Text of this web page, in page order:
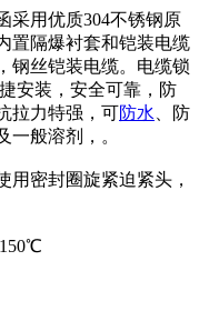
采用优质304不锈钢原
置隔爆衬套和铠装电缆
钢丝铠装电缆。电缆锁
安装，安全可靠，防
拉力特强，可防水 、防
般溶剂，。
用密封圈旋紧迫紧头，